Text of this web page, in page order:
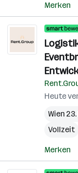
Merken
Heute
Wien
Vollzeit
Merken